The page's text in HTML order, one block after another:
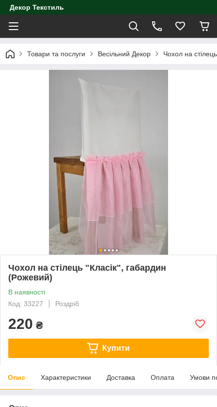
Декор Текстиль
Товари та послуги Весільний Декор Чохол на
Чохол на стілець "Класік", габардин
(Рожевий)
В наявності
Код: 33227
Роздріб
220 ₴
Купити
Опис Характеристики Доставка Оплата Умови